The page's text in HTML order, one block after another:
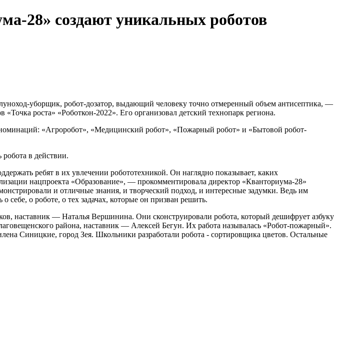
28» создают уникальных роботов
уборщик, робот-дозатор, выдающий человеку точно отмеренный объем антисептика, —
роста» «Роботкон-2022». Его организовал детский технопарк региона.
номинаций: «Агроробот», «Медицинский робот», «Пожарный робот» и «Бытовой робот-
робота в действии.
ребят в их увлечении робототехникой. Он наглядно показывает, каких
нацпроекта «Образование», — прокомментировала директор «Кванториума-28»
и отличные знания, и творческий подход, и интересные задумки. Ведь им
себе, о роботе, о тех задачах, которые он призван решить.
наставник — Наталья Вершинина. Они сконструировали робота, который дешифрует азбуку
района, наставник — Алексей Бегун. Их работа называлась «Робот-пожарный».
Синицкие, город Зея. Школьники разработали робота - сортировщика цветов. Остальные